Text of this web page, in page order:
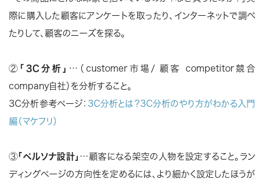
際に購入した顧客にアンケートを取ったり、インターネットで調べ
たりして、顧客のニーズを探る。
② 「3C分析」 …（customer市場/ 顧客 competitor競合
company自社）を分析すること。
3C分析参考ページ： 3C分析とは？3C分析のやり方がわかる入門
編（マケフリ）
③「ペルソナ設計」 …顧客になる架空の人物を設定すること。ラン
ディングページの方向性を定めるには、より細かく設定したほうが